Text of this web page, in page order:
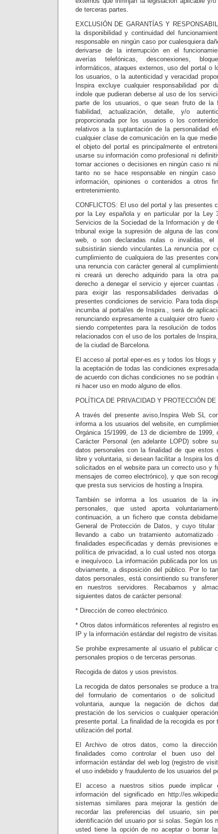
de terceras partes.
EXCLUSIÓN DE GARANTÍAS Y
la disponibilidad y continuidad del
responsable en ningún caso por cualesquiera
derivarse de la interrupción en el
averías telefónicas, desconexiones,
informáticos, ataques externos, uso del portal o
los usuarios, o la autenticidad y veracidad
Inspira excluye cualquier responsabilidad por
índole que pudieran deberse al uso de los
parte de los usuarios, o que sean fruto de la
fiabilidad, actualización, detalle, y/o
proporcionada por los usuarios o los
relativos a la suplantación de la personalidad
cualquier clase de comunicación en la que
el objeto del portal es principalmente el
usarse su información como profesional ni
tomar acciones o decisiones en ningún caso ni
tanto no se hace responsable en ningún
información, opiniones o contenidos a otros
entretenimiento.
CONFLICTOS: El uso del portal y las presentes
por la Ley española y en particular por la Ley
Servicios de la Sociedad de la Información y de
tribunal exige la supresión de alguna de las
web, o son declaradas nulas o invalidas, el
subsistirán siendo vinculantes.La renuncia por
cumplimiento de cualquiera de las presentes
una renuncia con carácter general al
ni creará un derecho adquirido para la otra
derecho a denegar el servicio y ejercer cuantas
para exigir las responsabilidades derivadas
presentes condiciones de servicio. Para toda
incumba al portal/es de Inspira., será de
renunciando expresamente a cualquier otro fuero
siendo competentes para la resolución de
relacionados con el uso de los portales de
de la ciudad de Barcelona.
El acceso al portal eper-es.es y todos los blogs
la aceptación de todas las condiciones
de acuerdo con dichas condiciones no se
ni hacer uso en modo alguno de ellos.
POLÍTICA DE PRIVACIDAD Y PROTECCIÓN DE
A través del presente aviso,Inspira Web SL
informa a los usuarios del website, en
Orgánica 15/1999, de 13 de diciembre de 1999,
Carácter Personal (en adelante LOPD) sobre
datos personales con la finalidad de que estos
libre y voluntaria, si desean facilitar a Inspira los
solicitados en el website para un correcto uso y
mensajes de correo electrónico), y que son
que presta sus servicios de hosting a Inspira.
También se informa a los usuarios de la
personales, que usted aporta
continuación, a un fichero que consta
General de Protección de Datos, y cuyo titular
llevando a cabo un tratamiento
finalidades especificadas y demás previsiones
política de privacidad, a lo cual usted nos otorga
e inequívoco. La información publicada por los
obviamente, a disposición del público. Por lo
datos personales, está consintiendo su
en nuestros servidores. Recabamos y
siguientes datos de carácter personal:
* Dirección de correo electrónico.
* Otros datos informáticos referentes al registro
IP y la información estándar del registro de
Se prohibe expresamente al usuario el publicar
personales propios o de terceras personas.
Recogida de datos y usos previstos.
La recogida de datos personales se produce a
del formulario de comentarios o de
voluntaria, aunque la negación de dichos
prestación de los servicios o cualquier
presente portal. La finalidad de la recogida es por
utilización del portal.
El Archivo de otros datos, como la
finalidades como controlar el buen uso
información estándar del web log (registro de
el uso indebido y fraudulento de los usuarios del
El acceso a nuestros sitios puede
información del significado en http://
sistemas similares para mejorar la gestión
recordar las preferencias del usuario, sin
identificación del usuario por si solas. Según los
usted tiene la opción de no aceptar o borrar